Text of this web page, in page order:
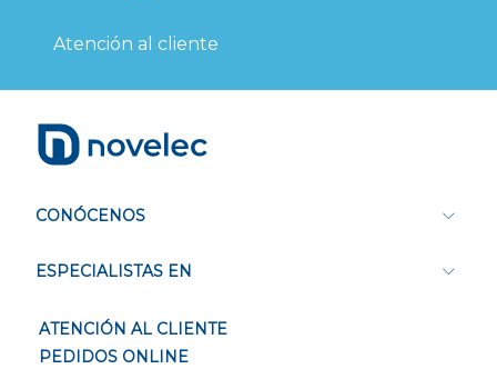
Atención al cliente
CONÓCENOS
ESPECIALISTAS EN
ATENCIÓN AL CLIENTE
PEDIDOS ONLINE